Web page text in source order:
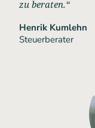
zu beraten.“
Henrik Kumlehn
Steuerberater